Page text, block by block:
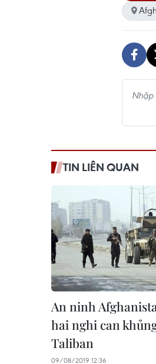
TIN LIÊN QUAN
An ninh
hai nghi can
Taliban
09/08/2019 12:36